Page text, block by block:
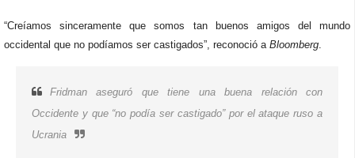
“Creíamos sinceramente que somos tan buenos amigos del mundo
occidental que no podíamos ser castigados”, reconoció a Bloomberg.
Fridman aseguró que tiene una buena relación con
Occidente y que “no podía ser castigado” por el ataque ruso a
Ucrania